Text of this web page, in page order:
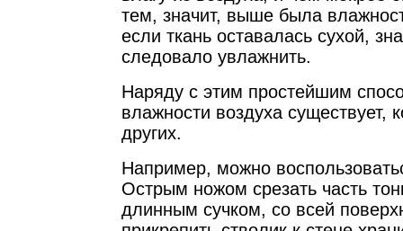
тем, значит, выше была
если ткань оставалась сухой,
следовало увлажнить.
Наряду с этим простейшим
влажности воздуха существует,
других.
Например, можно
Острым ножом срезать часть
длинным сучком, со всей